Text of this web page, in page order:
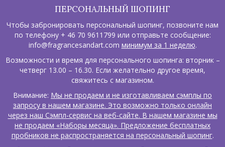
ПЕРСОНАЛЬНЫЙ ШОПИНГ
Чтобы забронировать персональный шопинг, позвоните нам
по телефону + 46 70 9611799 или отправьте сообщение:
info@fragrancesandart.com минимум за 1 неделю.
Возможности и время для персонального шопинга: вторник –
четверг 13.00 – 16.30. Если желательно другое время,
свяжитесь с магазином.
Внимание: Мы не продаем и не изготавливаем сэмплы по
запросу в нашем магазине. Это возможно только онлайн
через наш Сэмпл-сервис на веб-сайте. В нашем магазине мы
не продаем «Наборы месяца». Предложение бесплатных
пробников не распространяется на персональный шопинг.